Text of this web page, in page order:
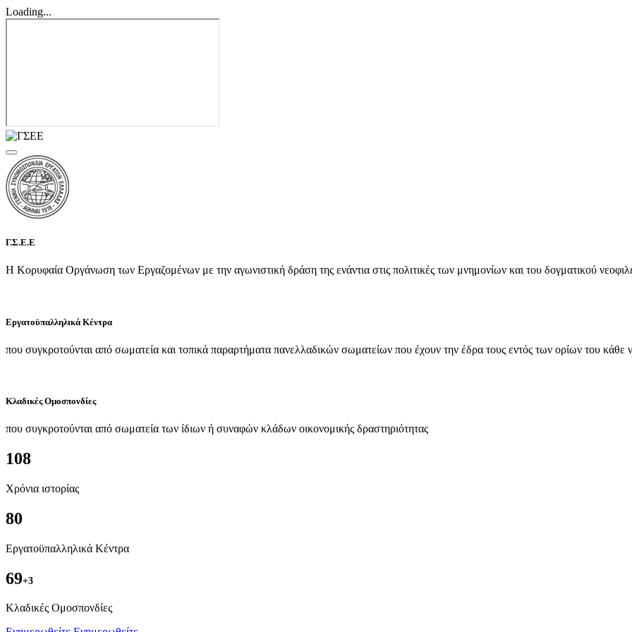
Loading...
Γ.Σ.Ε.Ε
Η Κορυφαία Οργάνωση των Εργαζομένων με την αγωνιστική δράση της ενάντια στις πολιτικές των μνημονίων και του δογματικού
Εργατοϋπαλληλικά Κέντρα
που συγκροτούνται από σωματεία και τοπικά παραρτήματα πανελλαδικών σωματείων που έχουν την έδρα τους εντός των ορίων του κάθε
Κλαδικές Ομοσπονδίες
που συγκροτούνται από σωματεία των ίδιων ή συναφών κλάδων οικονομικής δραστηριότητας
108
Χρόνια ιστορίας
80
Εργατοϋπαλληλικά Κέντρα
69+3
Kλαδικές Ομοσπονδίες